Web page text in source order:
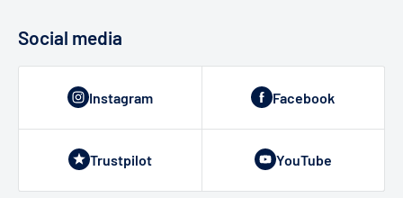
Social media
Instagram Facebook
Trustpilot YouTube